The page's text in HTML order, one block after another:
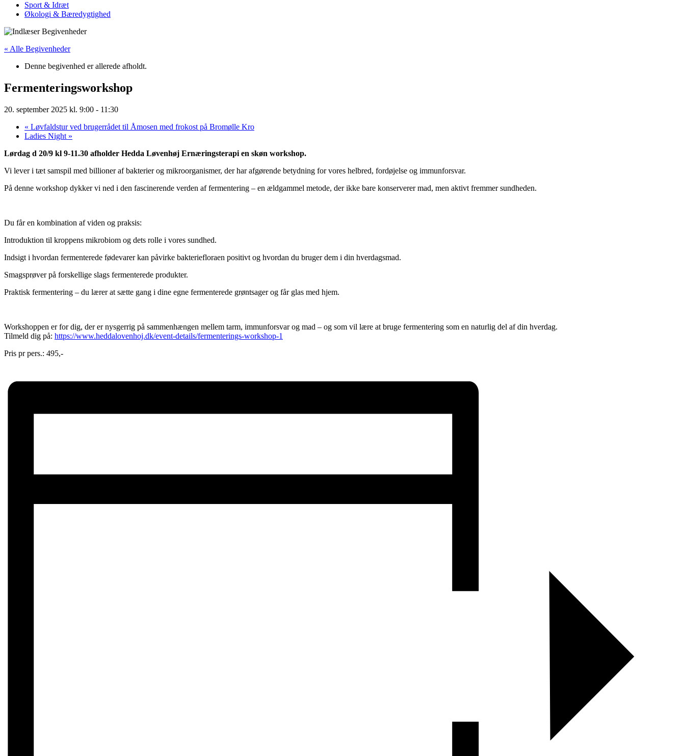
Sport & Idræt
Økologi & Bæredygtighed
« Alle Begivenheder
Denne begivenhed er allerede afholdt.
Fermenteringsworkshop
20. september 2025 kl. 9:00 - 11:30
« Løvfaldstur ved brugerrådet til Åmosen med frokost på Bromølle Kro
Ladies Night »
Lørdag d 20/9 kl 9-11.30 afholder Hedda Løvenhøj Ernæringsterapi en skøn workshop.
Vi lever i tæt samspil med billioner af bakterier og mikroorganismer, der har afgørende betydning for vores helbred, fordøjelse og immunforsvar.
På denne workshop dykker vi ned i den fascinerende verden af fermentering – en ældgammel metode, der ikke bare konserverer mad, men aktivt fremmer sundheden.
Du får en kombination af viden og praksis:
Introduktion til kroppens mikrobiom og dets rolle i vores sundhed.
Indsigt i hvordan fermenterede fødevarer kan påvirke bakteriefloraen positivt og hvordan du bruger dem i din hverdagsmad.
Smagsprøver på forskellige slags fermenterede produkter.
Praktisk fermentering – du lærer at sætte gang i dine egne fermenterede grøntsager og får glas med hjem.
Workshoppen er for dig, der er nysgerrig på sammenhængen mellem tarm, immunforsvar og mad – og som vil lære at bruge fermentering som en naturlig del af din hverdag.
Tilmeld dig på: https://www.heddalovenhoj.dk/event-details/fermenterings-workshop-1
Pris pr pers.: 495,-